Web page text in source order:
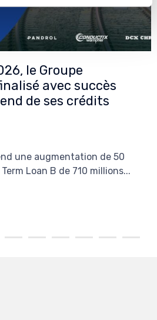
le Groupe
avec succès
de ses crédits
une augmentation de 50
Loan B de 710 millions...